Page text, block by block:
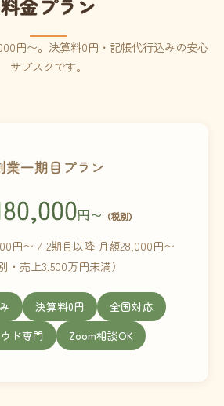
料金プラン
円〜。決算料0円・記帳代行込みの安心
サブスクです。
業一期目プラン
円〜 （税別）
円〜 / 2期目以降 月額28,000円〜
・売上3,500万円未満）
決算料0円
全国対応
ド専門
Zoom相談OK